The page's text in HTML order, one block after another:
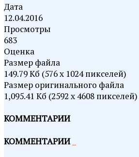
Дата
12.04.2016
Просмотры
683
Оценка
Размер файла
149.79 Кб (576 x 1024 пикселей)
Размер оригинального файла
1,095.41 Кб (2592 x 4608 пикселей)
КОММЕНТАРИИ
КОММЕНТАРИИ